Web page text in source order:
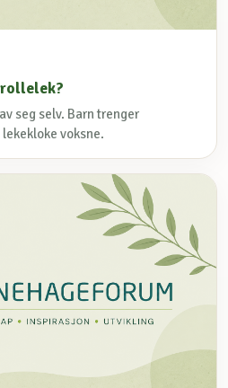
seg selv. Barn trenger
voksne.